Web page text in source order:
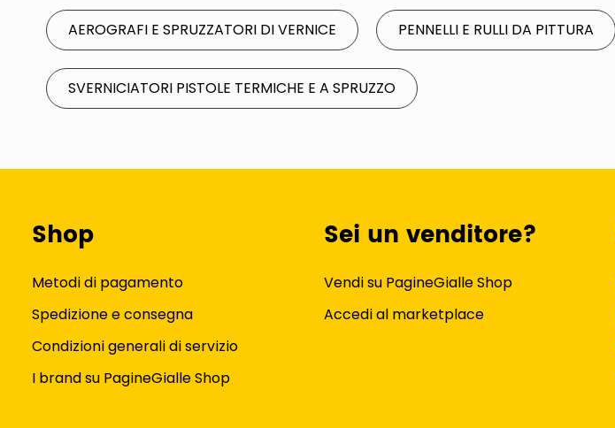
AEROGRAFI E SPRUZZATORI DI VERNICE PENNELLI E RULLI DA PITTURA
SVERNICIATORI PISTOLE TERMICHE E A SPRUZZO
Shop
Metodi di pagamento
Spedizione e consegna
Condizioni generali di servizio
I brand su PagineGialle Shop
Sei un venditore?
Vendi su PagineGialle Shop
Accedi al marketplace